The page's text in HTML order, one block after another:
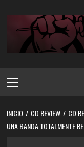
contenido
principal
INICIO CD REVIEW
CD
UNA BANDA TOTALMENTE